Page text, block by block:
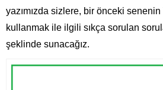
yazımızda sizlere, bir önceki senenin
kullanmak ile ilgili sıkça sorulan
şeklinde sunacağız.